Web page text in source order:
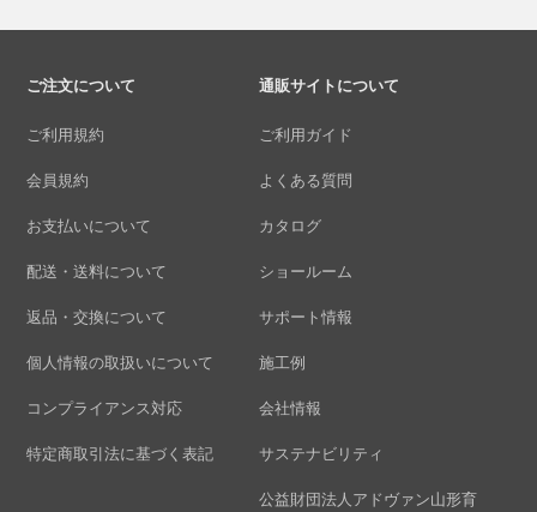
ご注文について
ご利用規約
会員規約
お支払いについて
配送・送料について
返品・交換について
個人情報の取扱いについて
コンプライアンス対応
特定商取引法に基づく表記
通販サイトについて
ご利用ガイド
よくある質問
カタログ
ショールーム
サポート情報
施工例
会社情報
サステナビリティ
公益財団法人アドヴァン山形育